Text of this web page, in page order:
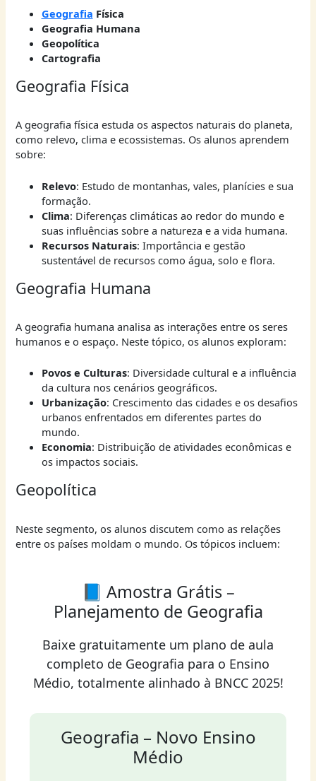
Geografia Física
Geografia Humana
Geopolítica
Cartografia
Geografia Física
A geografia física estuda os aspectos naturais do planeta,
como relevo, clima e ecossistemas. Os alunos aprendem
sobre:
Relevo: Estudo de montanhas, vales, planícies e sua
formação.
Clima: Diferenças climáticas ao redor do mundo e
suas influências sobre a natureza e a vida humana.
Recursos Naturais: Importância e gestão
sustentável de recursos como água, solo e flora.
Geografia Humana
A geografia humana analisa as interações entre os seres
humanos e o espaço. Neste tópico, os alunos exploram:
Povos e Culturas: Diversidade cultural e a influência
da cultura nos cenários geográficos.
Urbanização: Crescimento das cidades e os desafios
urbanos enfrentados em diferentes partes do
mundo.
Economia: Distribuição de atividades econômicas e
os impactos sociais.
Geopolítica
Neste segmento, os alunos discutem como as relações
entre os países moldam o mundo. Os tópicos incluem:
📘 Amostra Grátis –
Planejamento de Geografia
Baixe gratuitamente um plano de aula
completo de Geografia para o Ensino
Médio, totalmente alinhado à BNCC 2025!
Geografia – Novo Ensino
Médio